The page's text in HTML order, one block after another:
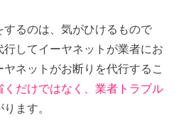
るのは、気がひけるもので
してイーヤネットが業者にお
ネットがお断りを代行するこ
くだけではなく、業者トラブル
ます。